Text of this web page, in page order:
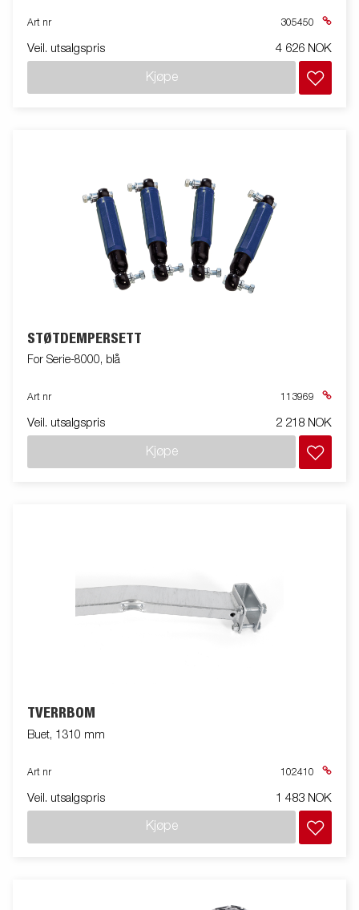
Art nr 305450
Veil. utsalgspris 4 626 NOK
Kjøpe
STØTDEMPERSETT
For Serie-8000, blå
Art nr 113969
Veil. utsalgspris 2 218 NOK
Kjøpe
TVERRBOM
Buet, 1310 mm
Art nr 102410
Veil. utsalgspris 1 483 NOK
Kjøpe